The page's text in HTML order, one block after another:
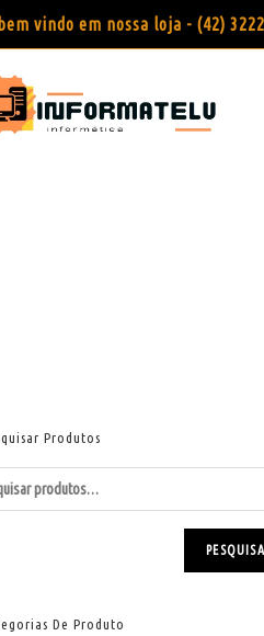
vindo em nossa loja - (42)
Produtos
De Produto